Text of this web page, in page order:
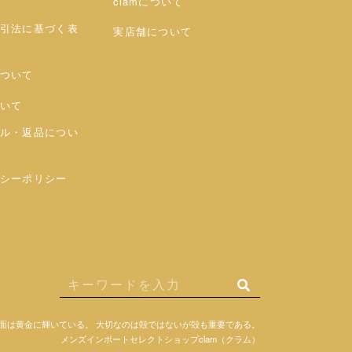
法に基づく表
いて
て
・返品につい
ーポリシー
実店舗について
は黄金に輝いている。
大切なのは殻ではないが殻も重要である。
メンズインポートセレクトショップclam（クラム）